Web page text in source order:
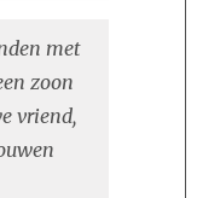
met
zoon
vriend,